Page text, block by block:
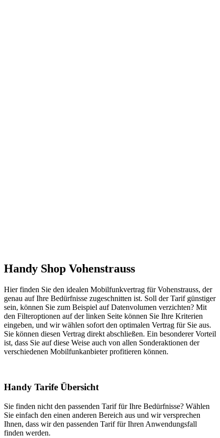
Handy Shop Vohenstrauss
Hier finden Sie den idealen Mobilfunkvertrag für Vohenstrauss, der
genau auf Ihre Bedürfnisse zugeschnitten ist. Soll der Tarif günstiger
sein, können Sie zum Beispiel auf Datenvolumen verzichten? Mit
den Filteroptionen auf der linken Seite können Sie Ihre Kriterien
eingeben, und wir wählen sofort den optimalen Vertrag für Sie aus.
Sie können diesen Vertrag direkt abschließen. Ein besonderer Vorteil
ist, dass Sie auf diese Weise auch von allen Sonderaktionen der
verschiedenen Mobilfunkanbieter profitieren können.
Handy Tarife Übersicht
Sie finden nicht den passenden Tarif für Ihre Bedürfnisse? Wählen
Sie einfach den einen anderen Bereich aus und wir versprechen
Ihnen, dass wir den passenden Tarif für Ihren Anwendungsfall
finden werden.